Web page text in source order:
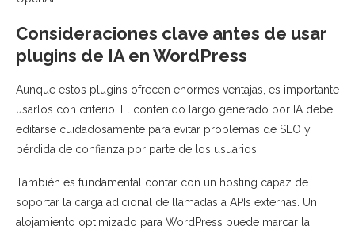
Consideraciones clave antes de usar
plugins de IA en WordPress
Aunque estos plugins ofrecen enormes ventajas, es importante
usarlos con criterio. El contenido largo generado por IA debe
editarse cuidadosamente para evitar problemas de SEO y
pérdida de confianza por parte de los usuarios.
También es fundamental contar con un hosting capaz de
soportar la carga adicional de llamadas a APIs externas. Un
alojamiento optimizado para WordPress puede marcar la